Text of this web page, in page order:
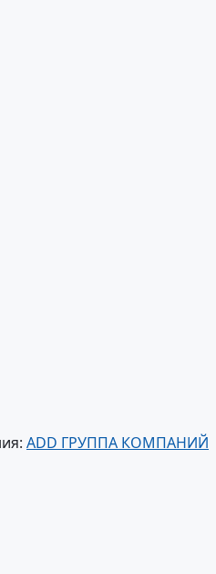
ADD ГРУППА КОМПАНИЙ